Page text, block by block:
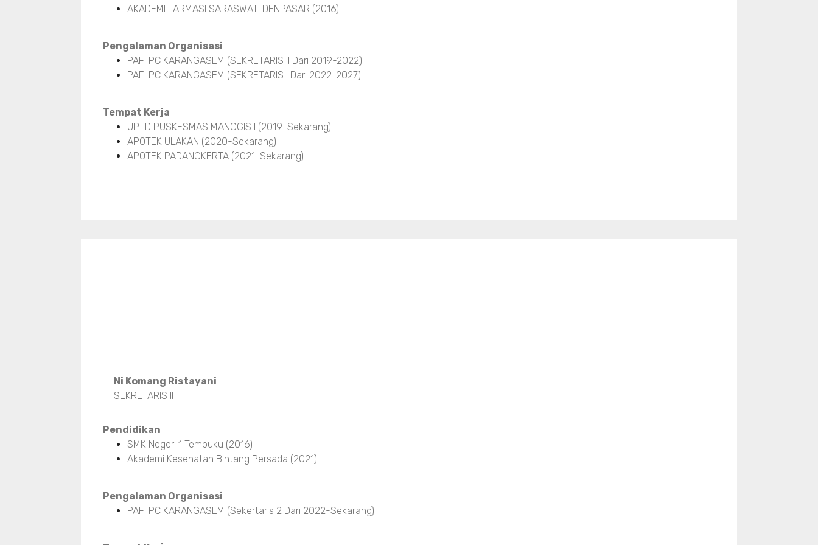
AKADEMI FARMASI SARASWATI DENPASAR (2016)
Pengalaman Organisasi
PAFI PC KARANGASEM (SEKRETARIS II Dari 2019-2022)
PAFI PC KARANGASEM (SEKRETARIS I Dari 2022-2027)
Tempat Kerja
UPTD PUSKESMAS MANGGIS I (2019-Sekarang)
APOTEK ULAKAN (2020-Sekarang)
APOTEK PADANGKERTA (2021-Sekarang)
Ni Komang Ristayani
SEKRETARIS II
Pendidikan
SMK Negeri 1 Tembuku (2016)
Akademi Kesehatan Bintang Persada (2021)
Pengalaman Organisasi
PAFI PC KARANGASEM (Sekertaris 2 Dari 2022-Sekarang)